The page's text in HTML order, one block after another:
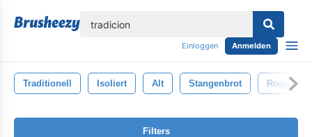
Einloggen Anmelden
Traditionell Isoliert Alt Stangenbrot Roggen
Filters